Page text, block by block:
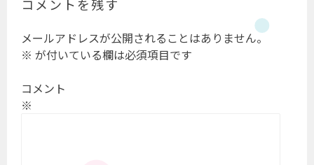
シ
ョ
ン
コメントを残す
メールアドレスが公開されることはありません。
※ が付いている欄は必須項目です
コメント
※